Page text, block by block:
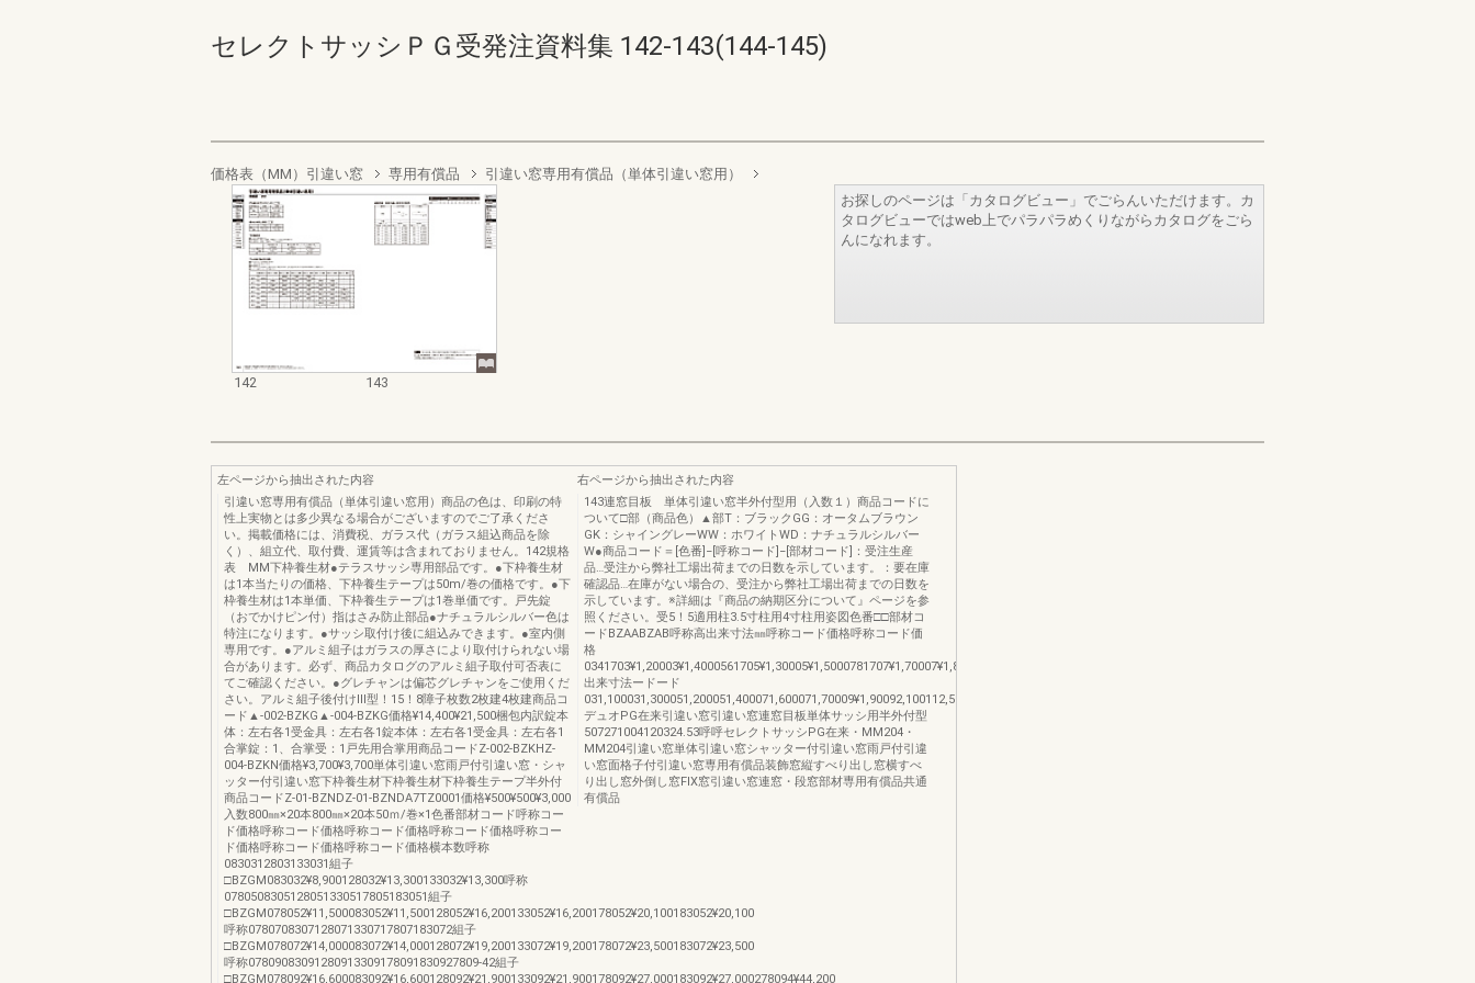
セレクトサッシＰＧ受発注資料集 142-143(144-145)
価格表（MM）引違い窓 専用有償品 引違い窓専用有償品（単体引違い窓用）
142 143
お探しのページは「カタログビュー」でごらんいただけます。カ
タログビューではweb上でパラパラめくりながらカタログをごら
んになれます。
左ページから抽出された内容
引違い窓専用有償品（単体引違い窓用）商品の色は、印刷の特
性上実物とは多少異なる場合がございますのでご了承くださ
い。掲載価格には、消費税、ガラス代（ガラス組込商品を除
く）、組立代、取付費、運賃等は含まれておりません。142規格
表 MM下枠養生材●テラスサッシ専用部品です。●下枠養生材
は1本当たりの価格、下枠養生テープは50m/巻の価格です。●下
枠養生材は1本単価、下枠養生テープは1巻単価です。戸先錠
（おでかけピン付）指はさみ防止部品●ナチュラルシルバー色は
特注になります。●サッシ取付け後に組込みできます。●室内側
専用です。●アルミ組子はガラスの厚さにより取付けられない場
合があります。必ず、商品カタログのアルミ組子取付可否表に
てご確認ください。●グレチャンは偏芯グレチャンをご使用くだ
さい。アルミ組子後付けⅢ型！15！8障子枚数2枚建4枚建商品コ
ード▲-002-BZKG▲-004-BZKG価格¥14,400¥21,500梱包内訳錠本
体：左右各1受金具：左右各1錠本体：左右各1受金具：左右各1
合掌錠：1、合掌受：1戸先用合掌用商品コードZ-002-BZKHZ-
004-BZKN価格¥3,700¥3,700単体引違い窓雨戸付引違い窓・シャ
ッター付引違い窓下枠養生材下枠養生材下枠養生テープ半外付
商品コードZ-01-BZNDZ-01-BZNDA7TZ0001価格¥500¥500¥3,000
入数800㎜×20本800㎜×20本50ｍ/巻×1色番部材コード呼称コー
ド価格呼称コード価格呼称コード価格呼称コード価格呼称コー
ド価格呼称コード価格呼称コード価格横本数呼称
0830312803133031組子
□BZGM083032¥8,900128032¥13,300133032¥13,300呼称
0780508305128051330517805183051組子
□BZGM078052¥11,500083052¥11,500128052¥16,200133052¥16,200178052¥20,100183052¥20,100
呼称0780708307128071330717807183072組子
□BZGM078072¥14,000083072¥14,000128072¥19,200133072¥19,200178072¥23,500183072¥23,500
呼称07809083091280913309178091830927809-42組子
□BZGM078092¥16,600083092¥16,600128092¥21,900133092¥21,900178092¥27,000183092¥27,000278094¥44,200
右ページから抽出された内容
143連窓目板 単体引違い窓半外付型用（入数１）商品コードに
ついて□部（商品色）▲部T：ブラックGG：オータムブラウン
GK：シャイングレーWW：ホワイトWD：ナチュラルシルバー
W●商品コード＝[色番]−[呼称コード]−[部材コード]：受注生産
品…受注から弊社工場出荷までの日数を示しています。：要在庫
確認品…在庫がない場合の、受注から弊社工場出荷までの日数を
示しています。※詳細は『商品の納期区分について』ページを参
照ください。受5！5適用柱3.5寸柱用4寸柱用姿図色番□□部材コ
ードBZAABZAB呼称高出来寸法㎜呼称コード価格呼称コード価
格
出来寸法ードード
031,100031,300051,200051,400071,600071,70009¥1,90092,100112,500112,60013¥2,90133,100184,100184,300225,40022¥5,70K1_S050_0507■
デュオPG在来引違い窓引違い窓連窓目板単体サッシ用半外付型
507271004120324.53呼呼セレクトサッシPG在来・MM204・
MM204引違い窓単体引違い窓シャッター付引違い窓雨戸付引違
い窓面格子付引違い窓専用有償品装飾窓縦すべり出し窓横すべ
り出し窓外倒し窓FIX窓引違い窓連窓・段窓部材専用有償品共通
有償品